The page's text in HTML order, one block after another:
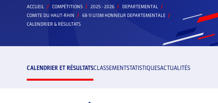
ACCUEIL COMPÉTITIONS 2025 - 2026
DEPARTEMENTAL
COMITE DU HAUT-RHIN
68-11 U13M HONNEUR DEPARTEMENTALE
CALENDRIER & RÉSULTATS
CALENDRIER ET RÉSULTATSCLASSEMENTSTATISTIQUESACTUALITÉS